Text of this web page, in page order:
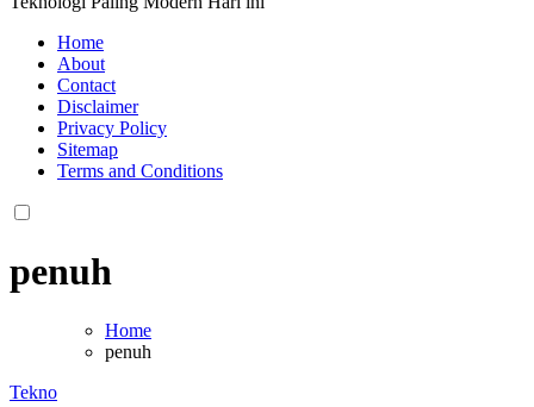
Home
About
Contact
Disclaimer
Privacy Policy
Sitemap
Terms and Conditions
penuh
Home
penuh
Tekno